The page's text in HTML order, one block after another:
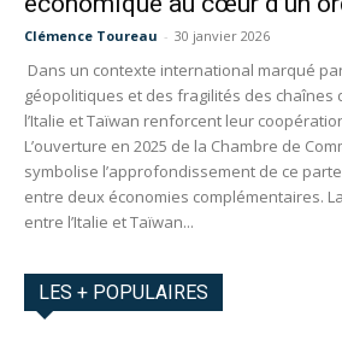
Clémence Toureau - 30 janvier 2026
Dans un contexte international marqué
géopolitiques et des fragilités des chaînes
l’Italie et Taïwan renforcent leur
L’ouverture en 2025 de la Chambre de
symbolise l’approfondissement de ce
entre deux économies complémentaires.
entre l’Italie et Taïwan...
LES + POPULAIRES